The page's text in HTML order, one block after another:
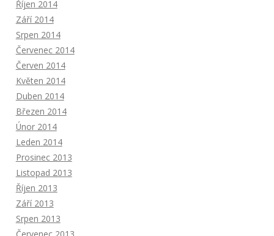
Říjen 2014
Září 2014
Srpen 2014
Červenec 2014
Červen 2014
Květen 2014
Duben 2014
Březen 2014
Únor 2014
Leden 2014
Prosinec 2013
Listopad 2013
Říjen 2013
Září 2013
Srpen 2013